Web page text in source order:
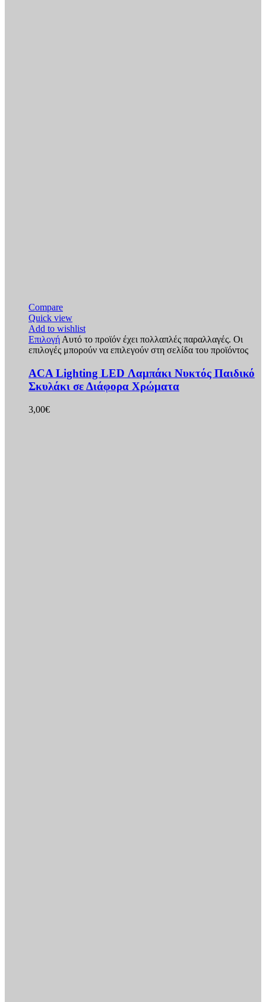
Compare
Quick view
Add to wishlist
Επιλογή Αυτό το προϊόν έχει πολλαπλές παραλλαγές. Οι
επιλογές μπορούν να επιλεγούν στη σελίδα του προϊόντος
ACA Lighting LED Λαμπάκι Νυκτός Παιδικό
Σκυλάκι σε Διάφορα Χρώματα
3,00€